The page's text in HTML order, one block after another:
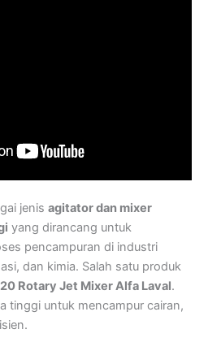
jenis agitator dan mixer
yang dirancang untuk
pencampuran di industri
dan kimia. Salah satu produk
Rotary Jet Mixer Alfa Laval.
tinggi untuk mencampur cairan,